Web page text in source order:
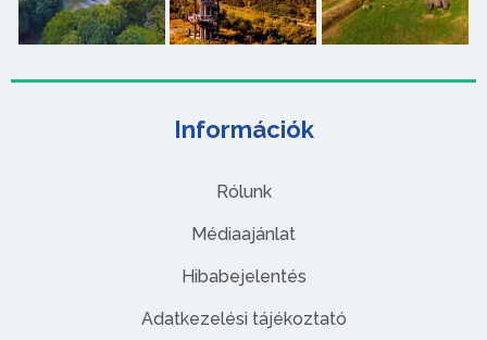
Információk
Rólunk
Médiaajánlat
Hibabejelentés
Adatkezelési tájékoztató